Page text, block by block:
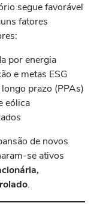
segue favorável
fatores
por energia
e metas ESG
prazo (PPAs)
eólica
de novos
se ativos
.